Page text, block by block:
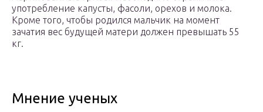
употребление капусты, фасоли, орехов и молока.
Кроме того, чтобы родился мальчик на момент
зачатия вес будущей матери должен превышать 55
кг.
Мнение ученых